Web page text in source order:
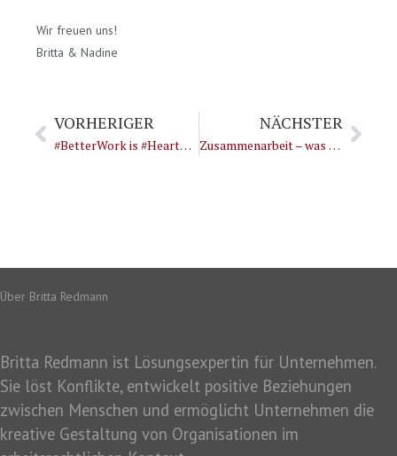
Wir freuen uns!
Britta & Nadine
Zurück
VORHERIGER
#BetterWork is #HeartWork
NÄCHSTER
Zusammenarbeit – was hat das mit Karriere zu tun?
Über Britta Redmann
Britta Redmann ist Lösungsexpertin für Unternehmen.
Sie löst Konflikte, entwickelt positive Beziehungen
zwischen Menschen und ermöglicht Unternehmen die
kreative Gestaltung von Organisationen im